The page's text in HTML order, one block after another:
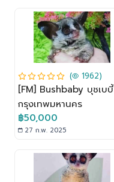
( 1962)
[FM] Bushbaby บุชเบบี้
กรุงเทพมหานคร
฿50,000
27 ก.พ. 2025